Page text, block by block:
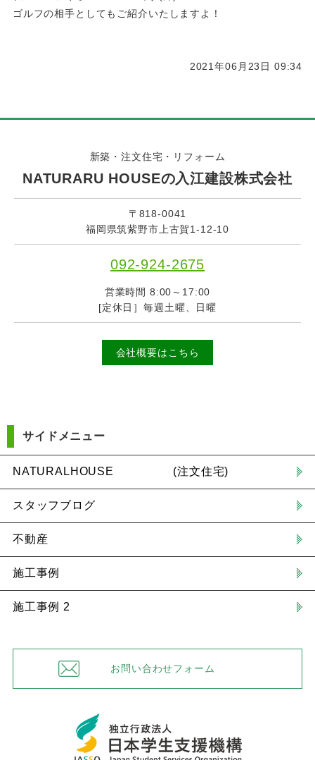
ゴルフの相手としてもご紹介いたしますよ！
2021年06月23日 09:34
新築・注文住宅・リフォーム
NATURARU HOUSEの入江建設株式会社
〒818-0041
福岡県筑紫野市上古賀1-12-10
092-924-2675
営業時間 8:00～17:00
[定休日］毎週土曜、日曜
会社概要はこちら
サイドメニュー
NATURALHOUSE (注文住宅)
スタッフブログ
不動産
施工事例
施工事例 2
お問い合わせフォーム